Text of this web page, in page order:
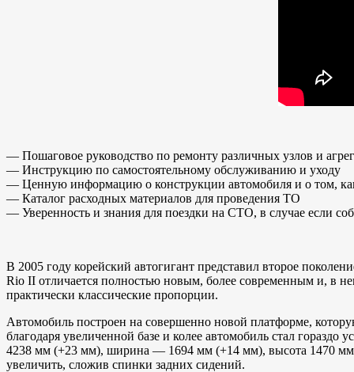
— Пошаговое руководство по ремонту различных узлов и
— Инструкцию по самостоятельному обслуживанию и уходу
— Ценную информацию о конструкции автомобиля и о том,
— Каталог расходных материалов для проведения ТО
— Уверенность и знания для поездки на СТО, в случае если
В 2005 году корейский автогигант представил второе
Rio II отличается полностью новым, более современным и, в
практически классические пропорции.
Автомобиль построен на совершенно новой платформе,
благодаря увеличенной базе и колее автомобиль стал
4238 мм (+23 мм), ширина — 1694 мм (+14 мм), высота 1470 мм
увеличить, сложив спинки задних сидений.